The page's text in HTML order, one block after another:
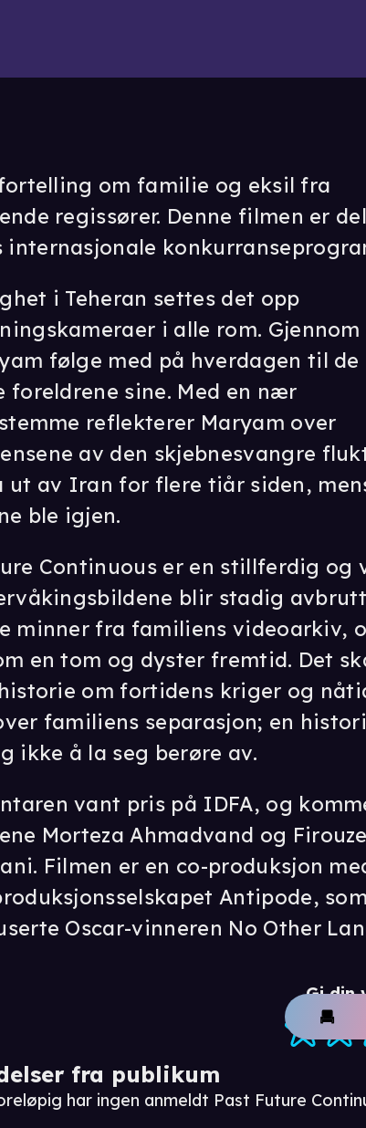
Gi din
fra publikum
har ingen anmeldt Past Future
om familie og eksil fra
regissører. Denne filmen er
internasjonale
i Teheran settes det opp
i alle rom. Gjennom
følge med på hverdagen til de
foreldrene sine. Med en nær
reflekterer Maryam over
av den skjebnesvangre
ut av Iran for flere tiår siden,
ble igjen.
Continuous er en stillferdig og
blir stadig
minner fra familiens videoarkiv,
en tom og dyster fremtid. Det
om fortidens kriger og
familiens separasjon; en
ikke å la seg berøre av.
vant pris på IDFA, og
Morteza Ahmadvand og
Filmen er en co-produksjon
Antipode,
Oscar-vinneren No Other